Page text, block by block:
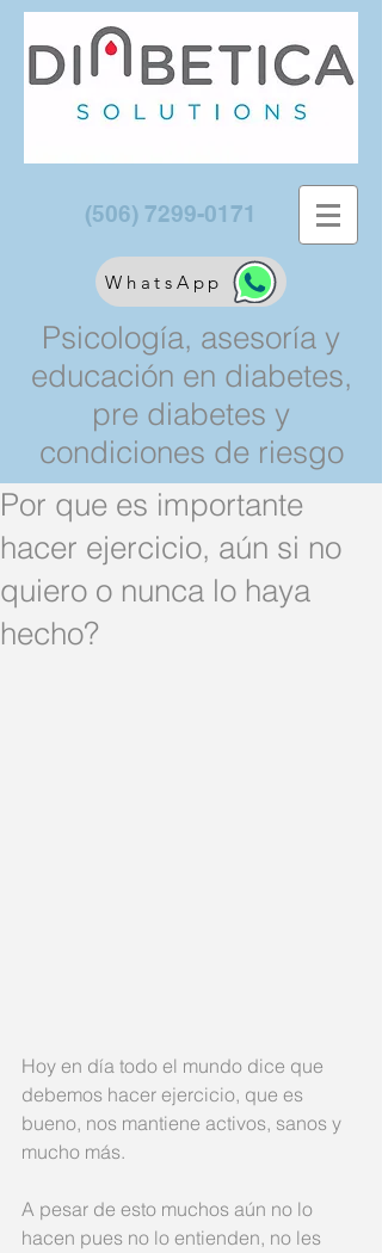
(506) 7299-0171
WhatsApp
Psicología, asesoría y
educación en diabetes,
pre diabetes y
condiciones de riesgo
Por que es importante
hacer ejercicio, aún si no
quiero o nunca lo haya
hecho?
Hoy en día todo el mundo dice que
debemos hacer ejercicio, que es
bueno, nos mantiene activos, sanos y
mucho más.
A pesar de esto muchos aún no lo
hacen pues no lo entienden, no les